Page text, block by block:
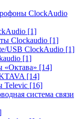
ClockAudio
[1]
Clockaudio [1]
USB ClockAudio [1]
[1]
«Октава» [14]
[14]
Televic [16]
система связи